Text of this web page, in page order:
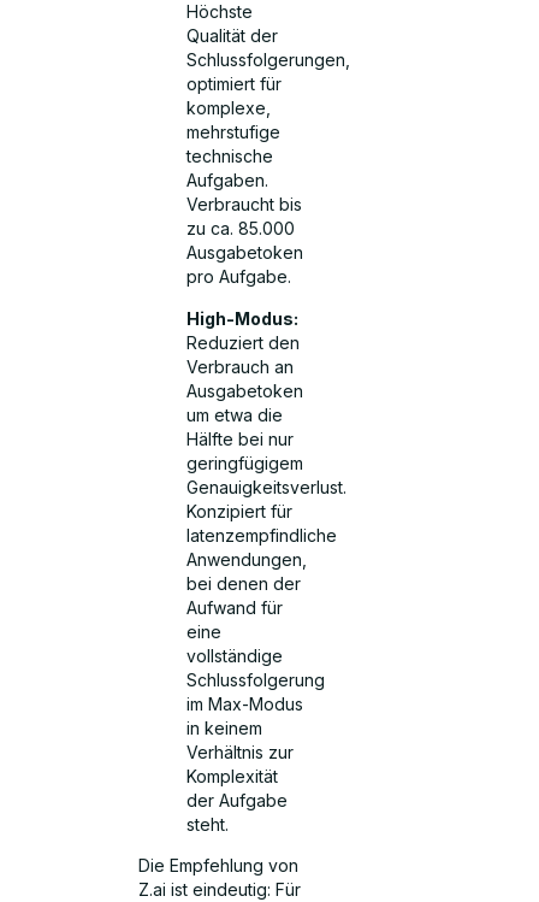
Höchste
Qualität der
Schlussfolgerungen,
optimiert für
komplexe,
mehrstufige
technische
Aufgaben.
Verbraucht bis
zu ca. 85.000
Ausgabetoken
pro Aufgabe.
High-Modus:
Reduziert den
Verbrauch an
Ausgabetoken
um etwa die
Hälfte bei nur
geringfügigem
Genauigkeitsverlust.
Konzipiert für
latenzempfindliche
Anwendungen,
bei denen der
Aufwand für
eine
vollständige
Schlussfolgerung
im Max-Modus
in keinem
Verhältnis zur
Komplexität
der Aufgabe
steht.
Die Empfehlung von
Z.ai ist eindeutig: Für